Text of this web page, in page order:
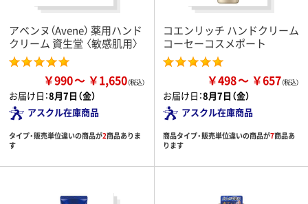
アベンヌ（Avene） 薬用ハンド
クリーム 資生堂 〈敏感肌用〉
￥990 ￥1,650
お届け日：8月7日（金）
アスクル在庫商品
タイプ・販売単位違いの商品が2商品ありま
す
コエンリッチ ハンドクリーム
コーセーコスメポート
￥498 ￥657
お届け日：8月7日（金）
アスクル在庫商品
商品タイプ・販売単位違いの商品が7商品あ
ります